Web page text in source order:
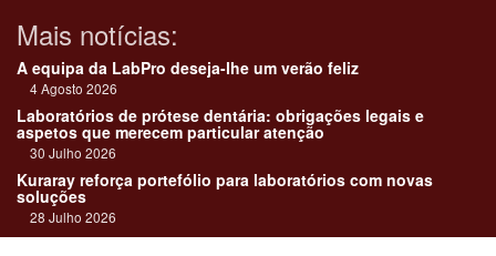
Mais notícias:
A equipa da LabPro deseja-lhe um verão feliz
4 Agosto 2026
Laboratórios de prótese dentária: obrigações legais e
aspetos que merecem particular atenção
30 Julho 2026
Kuraray reforça portefólio para laboratórios com novas
soluções
28 Julho 2026
"Devemos encarar cada caso como uma história construída